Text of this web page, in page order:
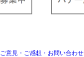
ご意見・ご感想・お問い合わせ